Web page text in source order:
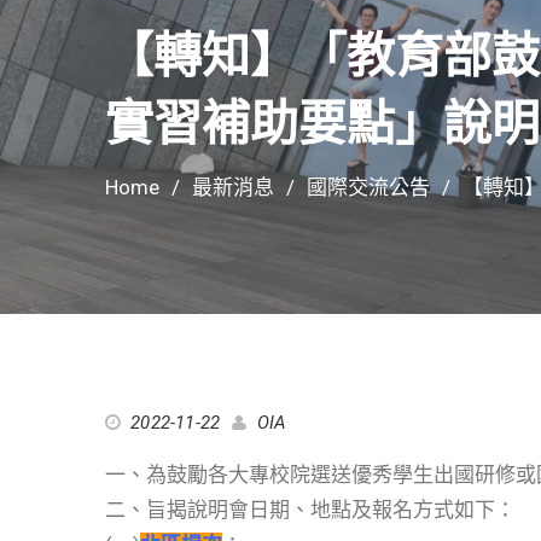
【轉知】「教育部
實習補助要點」說
Home 最新消息 國際交流公告 【轉知
2022-11-22 OIA
一、為鼓勵各大專校院選送優秀學生出國研修
二、旨揭說明會日期、地點及報名方式如下：